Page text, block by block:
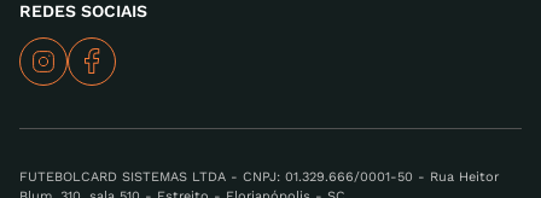
REDES SOCIAIS
FUTEBOLCARD SISTEMAS LTDA - CNPJ: 01.329.666/0001-50 - Rua Heitor